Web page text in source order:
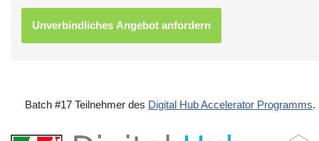
Batch #17 Teilnehmer des Digital Hub Accelerator Programms.